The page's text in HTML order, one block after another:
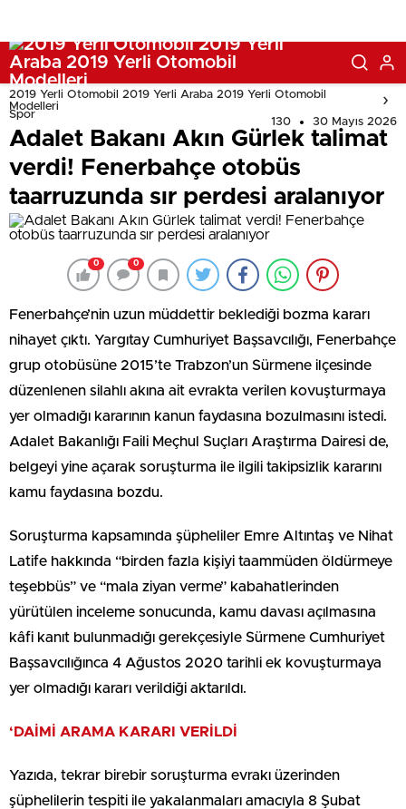
2019 Yerli Otomobil 2019 Yerli Araba 2019 Yerli Otomobil
Modelleri
Spor
130 30 Mayıs 2026
Adalet Bakanı Akın Gürlek talimat
verdi! Fenerbahçe otobüs
taarruzunda sır perdesi aralanıyor
0 0
Fenerbahçe’nin uzun müddettir beklediği bozma kararı
nihayet çıktı. Yargıtay Cumhuriyet Başsavcılığı, Fenerbahçe
grup otobüsüne 2015’te Trabzon’un Sürmene ilçesinde
düzenlenen silahlı akına ait evrakta verilen kovuşturmaya
yer olmadığı kararının kanun faydasına bozulmasını istedi.
Adalet Bakanlığı Faili Meçhul Suçları Araştırma Dairesi de,
belgeyi yine açarak soruşturma ile ilgili takipsizlik kararını
kamu faydasına bozdu.
Soruşturma kapsamında şüpheliler Emre Altıntaş ve Nihat
Latife hakkında “birden fazla kişiyi taammüden öldürmeye
teşebbüs” ve “mala ziyan verme” kabahatlerinden
yürütülen inceleme sonucunda, kamu davası açılmasına
kâfi kanıt bulunmadığı gerekçesiyle Sürmene Cumhuriyet
Başsavcılığınca 4 Ağustos 2020 tarihli ek kovuşturmaya
yer olmadığı kararı verildiği aktarıldı.
‘DAİMİ ARAMA KARARI VERİLDİ
Yazıda, tekrar birebir soruşturma evrakı üzerinden
şüphelilerin tespiti ile yakalanmaları amacıyla 8 Şubat